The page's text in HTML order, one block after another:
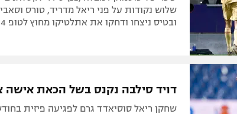
שלוש נקודות על פני ריאל מדריד, טורס
ובטיס ניצחו ודחקו את אתלטיקו מחוץ לטופ 4
דויד סילבה נקנס בשל הכאת